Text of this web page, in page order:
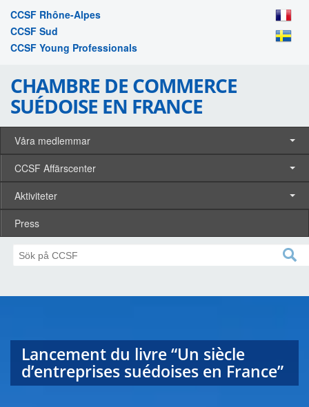
CCSF Rhône-Alpes
CCSF Sud
CCSF Young Professionals
CHAMBRE DE COMMERCE
SUÉDOISE EN FRANCE
Våra medlemmar
CCSF Affärscenter
Aktiviteter
Press
Lancement du livre “Un siècle
d’entreprises suédoises en France”